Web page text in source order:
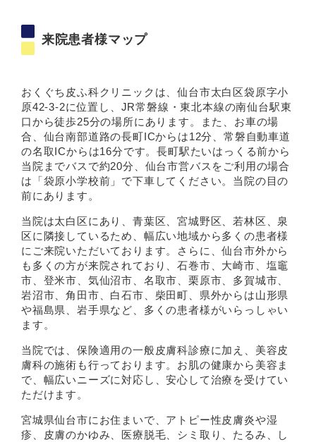
来院患者様マップ
おくぐち皮ふ科クリニックは、仙台市太白区袋原字小
原42-3-2に位置し、JR常磐線・東北本線の南仙台駅東
口から徒歩25分の場所にあります。また、お車の場
合、仙台南部道路の長町ICからは12分、常磐自動車道
の名取ICからは16分です。長町駅たいはっくる前から
当院までバスで約20分、仙台市営バスをご利用の場合
は「袋原小学校前」で下車してください。当院の目の
前にあります。
当院は太白区にあり、青葉区、宮城野区、若林区、泉
区に隣接しているため、幅広い地域から多くの患者様
にご来院いただいております。さらに、仙台市外から
も多くの方が来院されており、石巻市、大崎市、塩竈
市、登米市、気仙沼市、名取市、栗原市、多賀城市、
岩沼市、角田市、白石市、柴田町、県外からは山形県
や福島県、岩手県など、多くの患者様がいらっしゃい
ます。
当院では、保険適用の一般皮膚科診療に加え、美容皮
膚科の施術も行っております。お肌の健康から美容ま
で、幅広いニーズに対応し、安心して治療を受けてい
ただけます。
宮城県仙台市にお住まいで、アトピー性皮膚炎や湿
疹、皮膚のかゆみ、医療脱毛、シミ取り、たるみ、し